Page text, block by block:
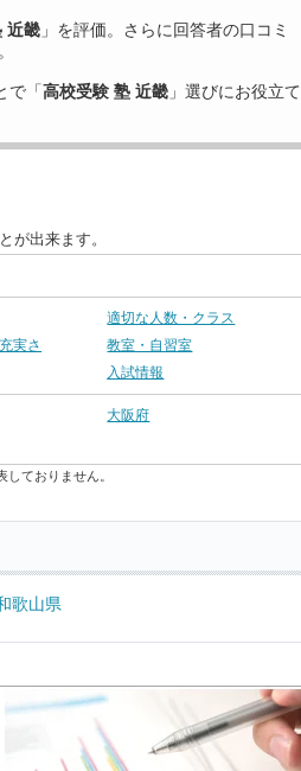
近畿 」を評価。さらに回答者の口コミ
で「高校受験 塾 近畿 」選びにお役立て
が出来ます。
適切な人数・クラス
実さ
教室・自習室
入試情報
大阪府
ておりません。
歌山県